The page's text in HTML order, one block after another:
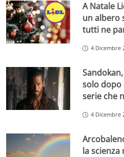
A Natale
un albero
tutti ne
4 Dicembre
solo dopo
serie che
4 Dicembre
la scienza